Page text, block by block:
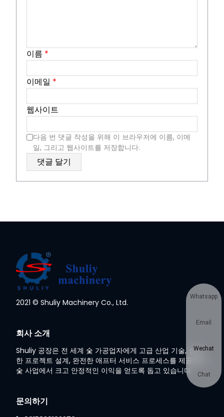
이름 *
이메일 *
웹사이트
다음 번 댓글 작성을 위해 이 브라우저에 이름, 이메
일, 그리고 웹사이트를 저장합니다.
2021 © Shuliy Machinery Co., Ltd.
회사 소개
Shuliy 공장은 전 세계 숯 가공업자에게 고급 산업 기술, 성숙
한 프로젝트 설계, 완전한 애프터 서비스 프로세스를 제공하여
숯 사업에서 크고 안정적인 이익을 얻도록 돕고 있습니다.
문의하기
Whatsapp
Email
Wechat
Chat